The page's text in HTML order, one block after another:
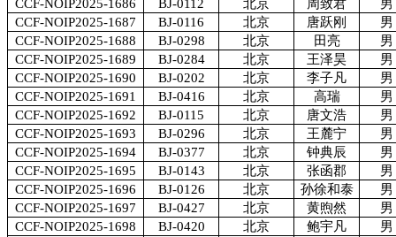
CCF-NOIP2025-1686
BJ-0112 北京 周致君
男
CCF-NOIP2025-1687
BJ-0116 北京 唐跃刚
男
CCF-NOIP2025-1688
BJ-0298 北京 田亮
男
CCF-NOIP2025-1689
BJ-0284 北京 王泽昊
男
CCF-NOIP2025-1690
BJ-0202 北京 李子凡
男
CCF-NOIP2025-1691
BJ-0416 北京 高瑞
男
CCF-NOIP2025-1692
BJ-0115 北京 唐文浩
男
CCF-NOIP2025-1693
BJ-0296 北京 王麓宁
男
CCF-NOIP2025-1694
BJ-0377 北京 钟典辰
男
CCF-NOIP2025-1695
BJ-0143 北京 张函郡
男
CCF-NOIP2025-1696
BJ-0126 北京 孙徐和泰
男
CCF-NOIP2025-1697
BJ-0427 北京 黄煦然
男
CCF-NOIP2025-1698
BJ-0420 北京 鲍宇凡
男